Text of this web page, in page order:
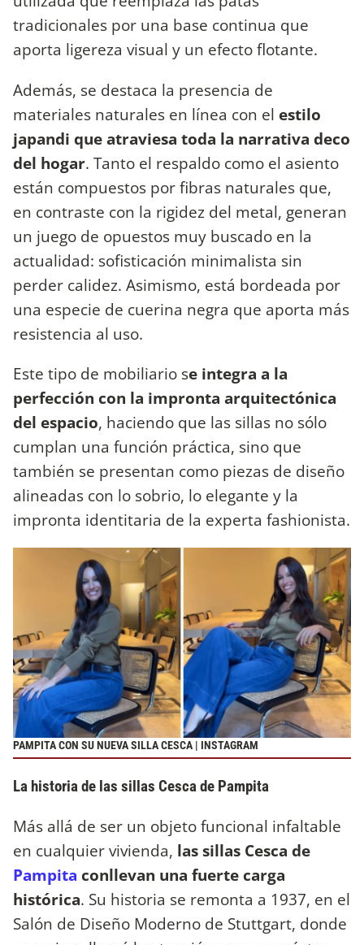
tradicionales por una base continua que
aporta ligereza visual y un efecto flotante.
Además, se destaca la presencia de
materiales naturales en línea con el estilo
japandi que atraviesa toda la narrativa deco
del hogar. Tanto el respaldo como el asiento
están compuestos por fibras naturales que,
en contraste con la rigidez del metal, generan
un juego de opuestos muy buscado en la
actualidad: sofisticación minimalista sin
perder calidez. Asimismo, está bordeada por
una especie de cuerina negra que aporta más
resistencia al uso.
Este tipo de mobiliario se integra a la
perfección con la impronta arquitectónica
del espacio, haciendo que las sillas no sólo
cumplan una función práctica, sino que
también se presentan como piezas de diseño
alineadas con lo sobrio, lo elegante y la
impronta identitaria de la experta fashionista.
PAMPITA CON SU NUEVA SILLA CESCA | INSTAGRAM
La historia de las sillas Cesca de Pampita
Más allá de ser un objeto funcional infaltable
en cualquier vivienda, las sillas Cesca de
Pampita conllevan una fuerte carga
histórica. Su historia se remonta a 1937, en el
Salón de Diseño Moderno de Stuttgart, donde